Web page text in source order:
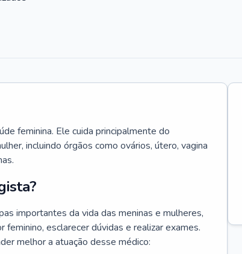
feminina. Ele cuida principalmente do
incluindo órgãos como ovários, útero, vagina
importantes da vida das meninas e mulheres,
esclarecer dúvidas e realizar exames.
melhor a atuação desse médico: